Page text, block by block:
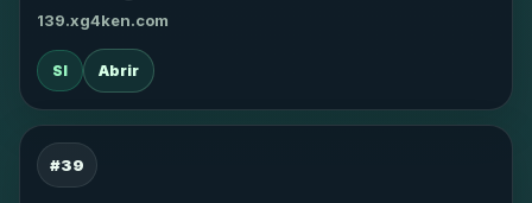
139.xg4ken.com
SI Abrir
#39